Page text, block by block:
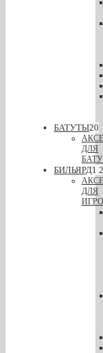
БАТУТЫ20
ДЛЯ
БИЛЬЯРД1
ДЛЯ